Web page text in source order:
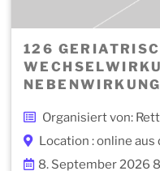
126
Organisiert von:
Location : online
8. September 2026